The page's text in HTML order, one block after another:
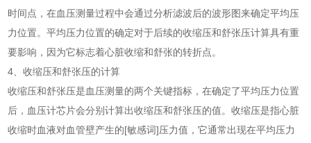
时间点，在血压测量过程中会通过分析滤波后的波形图来确定平均压
力位置。平均压力位置的确定对于后续的收缩压和舒张压计算具有重
要影响，因为它标志着心脏收缩和舒张的转折点。
4、收缩压和舒张压的计算
收缩压和舒张压是血压测量的两个关键指标，在确定了平均压力位置
后，血压计芯片会分别计算出收缩压和舒张压的值。收缩压是指心脏
收缩时血液对血管壁产生的[敏感词]压力值，它通常出现在平均压力